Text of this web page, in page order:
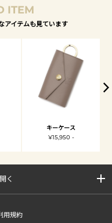
ITEM
アイテムも見ています
キーケース
¥15,950 -
く
用規約